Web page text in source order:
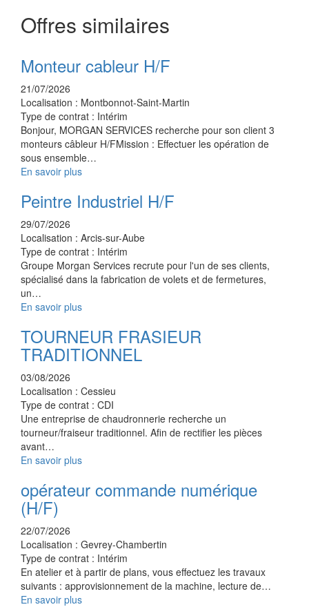
Offres similaires
Monteur cableur H/F
21/07/2026
Localisation : Montbonnot-Saint-Martin
Type de contrat : Intérim
Bonjour, MORGAN SERVICES recherche pour son client 3
monteurs câbleur H/FMission : Effectuer les opération de
sous ensemble…
En savoir plus
Peintre Industriel H/F
29/07/2026
Localisation : Arcis-sur-Aube
Type de contrat : Intérim
Groupe Morgan Services recrute pour l'un de ses clients,
spécialisé dans la fabrication de volets et de fermetures,
un…
En savoir plus
TOURNEUR FRASIEUR
TRADITIONNEL
03/08/2026
Localisation : Cessieu
Type de contrat : CDI
Une entreprise de chaudronnerie recherche un
tourneur/fraiseur traditionnel. Afin de rectifier les pièces
avant…
En savoir plus
opérateur commande numérique
(H/F)
22/07/2026
Localisation : Gevrey-Chambertin
Type de contrat : Intérim
En atelier et à partir de plans, vous effectuez les travaux
suivants : approvisionnement de la machine, lecture de…
En savoir plus